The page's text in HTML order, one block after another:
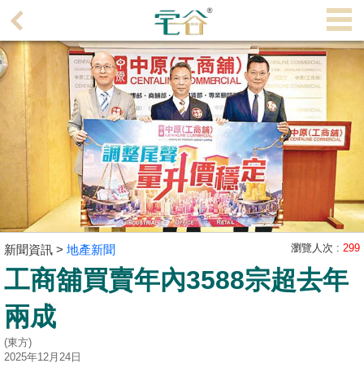
理
主
頁
搵
樓/
成
交
業
主
放
盤
宅
谷
新聞資訊 > 地產新聞 瀏覽人次 : 299
工商舖買賣年內3588宗超去年
兩成
(東方)
2025年12月24日